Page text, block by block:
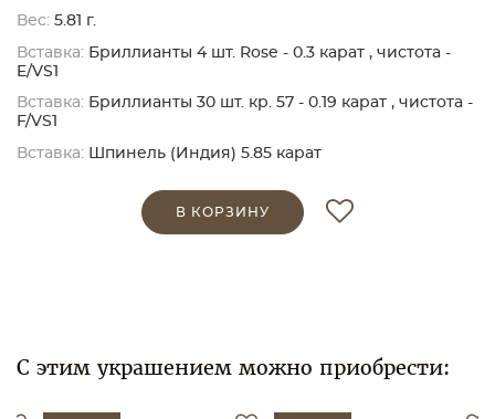
Вес: 5.81 г.
Вставка: Бриллианты 4 шт. Rose - 0.3 карат , чистота -
E/VS1
Вставка: Бриллианты 30 шт. кр. 57 - 0.19 карат , чистота -
F/VS1
Вставка: Шпинель (Индия) 5.85 карат
В КОРЗИНУ
С этим украшением можно приобрести: